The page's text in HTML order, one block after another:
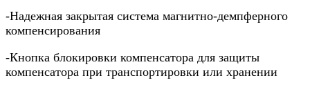
-Надежная закрытая система магнитно-демпферного
компенсирования
-Кнопка блокировки компенсатора для защиты
компенсатора при транспортировки или хранении